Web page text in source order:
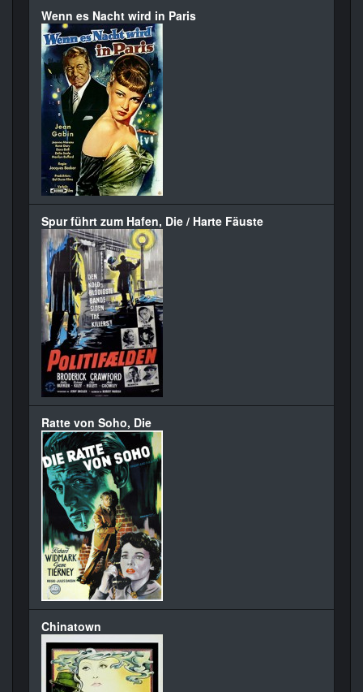
Wenn es Nacht wird in Paris
Spur führt zum Hafen, Die / Harte Fäuste
Ratte von Soho, Die
Chinatown